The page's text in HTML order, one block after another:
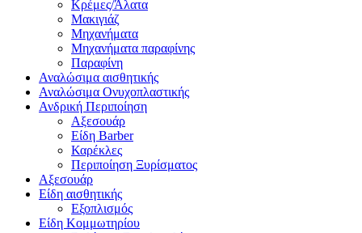
Κρέμες/Άλατα
Μακιγιάζ
Μηχανήματα
Μηχανήματα παραφίνης
Παραφίνη
Αναλώσιμα αισθητικής
Αναλώσιμα Ονυχοπλαστικής
Ανδρική Περιποίηση
Αξεσουάρ
Είδη Barber
Καρέκλες
Περιποίηση Ξυρίσματος
Αξεσουάρ
Είδη αισθητικής
Εξοπλισμός
Είδη Κομμωτηρίου